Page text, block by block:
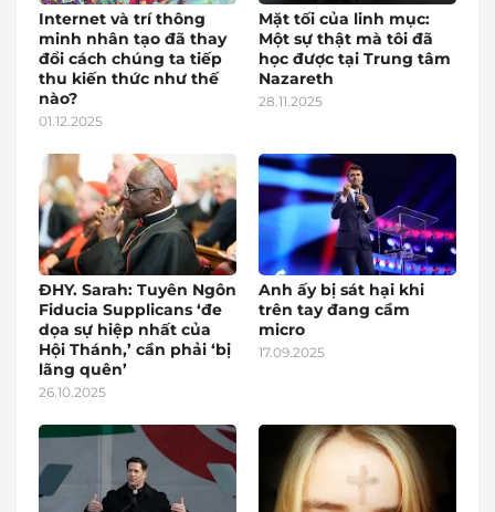
Internet và trí thông
minh nhân tạo đã thay
đổi cách chúng ta tiếp
thu kiến thức như thế
nào?
01.12.2025
Mặt tối của linh mục:
Một sự thật mà tôi đã
học được tại Trung tâm
Nazareth
28.11.2025
ĐHY. Sarah: Tuyên Ngôn
Fiducia Supplicans ‘đe
dọa sự hiệp nhất của
Hội Thánh,’ cần phải ‘bị
lãng quên’
26.10.2025
Anh ấy bị sát hại khi
trên tay đang cầm
micro
17.09.2025